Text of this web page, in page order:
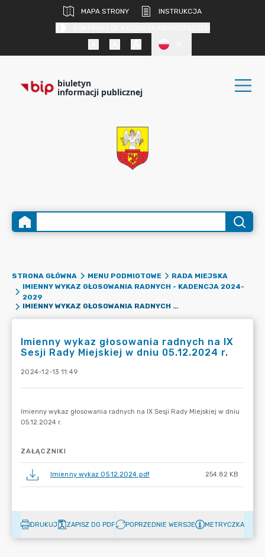
MAPA STRONY
INSTRUKCJA
biuletyn
informacji publicznej
STRONA GŁÓWNA MENU PODMIOTOWE
RADA MIEJSKA
IMIENNY WYKAZ GŁOSOWANIA RADNYCH - KADENCJA 2024-
2029
IMIENNY WYKAZ GŁOSOWANIA RADNYCH NA IX SESJI RADY MIEJSKIEJ W DNIU 05.12.2024 R.
Imienny wykaz głosowania radnych na IX
Sesji Rady Miejskiej w dniu 05.12.2024 r.
2024-12-13 11:49
ZAŁĄCZNIKI
Imienny wykaz 05.12.2024.pdf 254.82 KB
DRUKUJ ZAPISZ DO PDF POPRZEDNIE WERSJE METRYCZKA